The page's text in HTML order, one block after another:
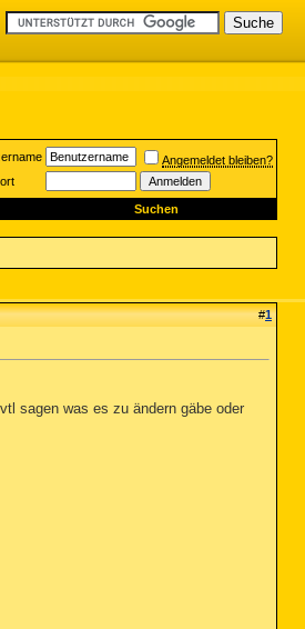
Angemeldet bleiben?
Suchen
#1
sagen was es zu ändern gäbe oder